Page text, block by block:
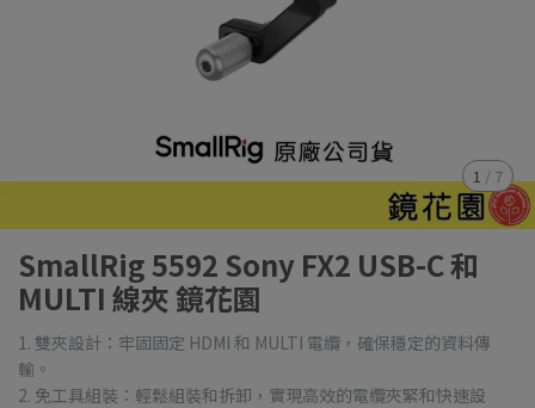
1 / 7
SmallRig 5592 Sony FX2 USB-C 和
MULTI 線夾 鏡花園
1. 雙夾設計：牢固固定 HDMI 和 MULTI 電纜，確保穩定的資料傳
輸。
2. 免工具組裝：輕鬆組裝和拆卸，實現高效的電纜夾緊和快速設